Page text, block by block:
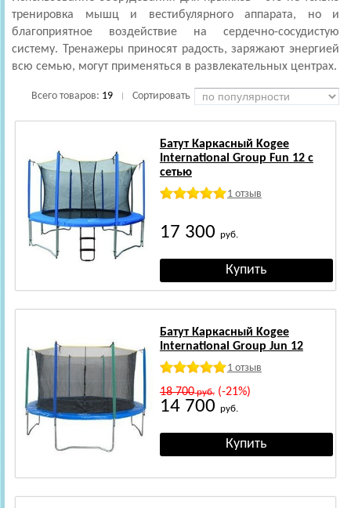
тренировка мышц и вестибулярного аппарата, но и
благоприятное воздействие на сердечно-сосудистую
систему. Тренажеры приносят радость, заряжают энергией
всю семью, могут применяться в развлекательных центрах.
Всего товаров: 19 Сортировать
Батут Каркасный Kogee
International Group Fun 12 с
сетью
1 отзыв
17 300 руб.
Батут Каркасный Kogee
International Group Jun 12
1 отзыв
18 700руб.(-21%)
14 700 руб.